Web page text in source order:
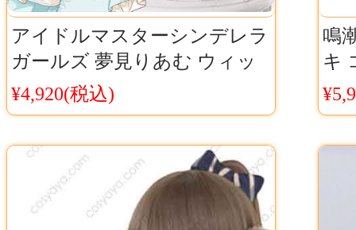
アイドルマスターシンデレラ
ガールズ 夢見りあむ ウィッ
グ アイマス
THEiDOLIM@STER 夢見リア
ム コスプレウィッグ
¥4,920(税込)
鳴
キ
様
通